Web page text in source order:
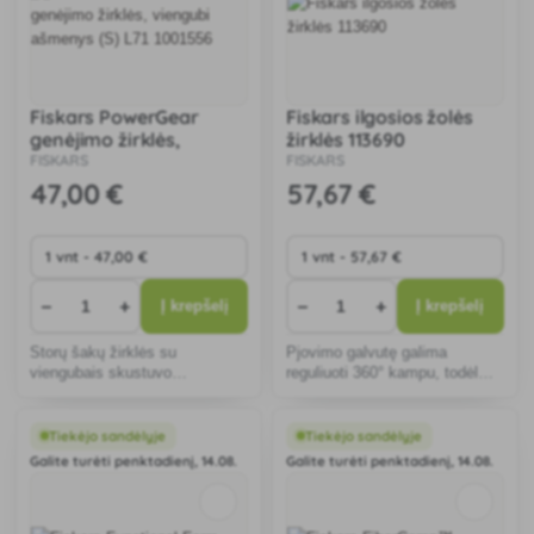
Fiskars PowerGear
genėjimo žirklės,
viengubi ašmenys (S)
L71 1001556
FISKARS
47,00 €
− + Į krepšelį
Storų šakų žirklės su
viengubais skustuvo
šakoms, kurių skersmuo ne
didesnis kaip 38 mm, kirpti.
Fiskars ilgosios žolės
žirklės 113690
FISKARS
57,67 €
− + Į krepšelį
Pjovimo galvutę galima
reguliuoti 360° kampu, todėl
Tiekėjo sandėlyje
Galite turėti penktadienį, 14.08.
Tiekėjo sandėlyje
Galite turėti penktadienį, 14.08.